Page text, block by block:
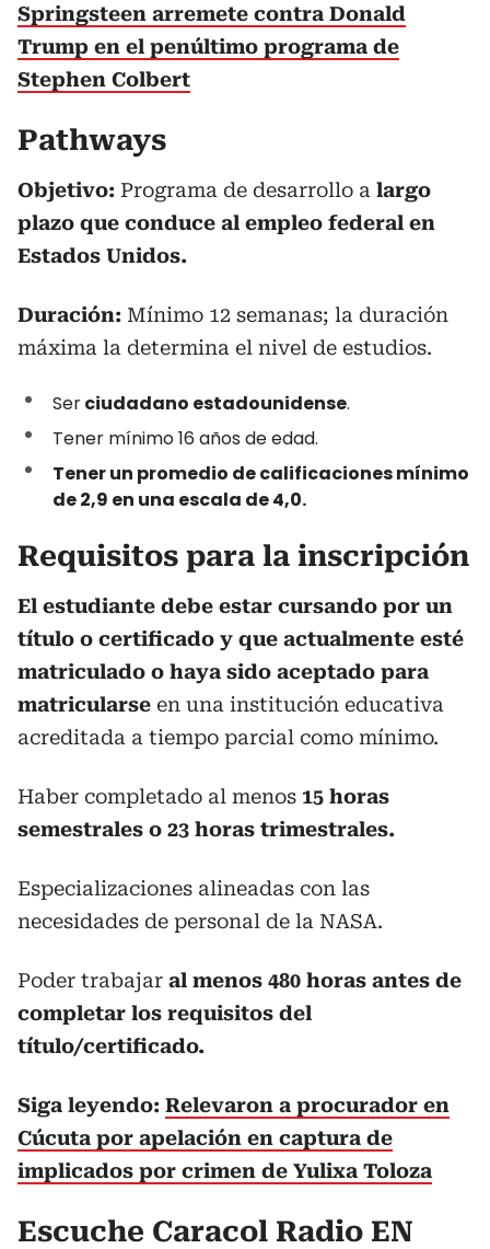
Springsteen arremete contra Donald
Trump en el penúltimo programa de
Stephen Colbert
Pathways
Objetivo: Programa de desarrollo a largo
plazo que conduce al empleo federal en
Estados Unidos.
Duración: Mínimo 12 semanas; la duración
máxima la determina el nivel de estudios.
Serciudadano estadounidense.
Tener mínimo 16 años de edad.
Tener un promedio de calificaciones mínimo
de 2,9 en una escala de 4,0.
Requisitos para la inscripción
El estudiante debe estar cursando por un
título o certificado y que actualmente esté
matriculado o haya sido aceptado para
matricularse en una institución educativa
acreditada a tiempo parcial como mínimo.
Haber completado al menos 15 horas
semestrales o 23 horas trimestrales.
Especializaciones alineadas con las
necesidades de personal de la NASA.
Poder trabajar al menos 480 horas antes de
completar los requisitos del
título/certificado.
Siga leyendo: Relevaron a procurador en
Cúcuta por apelación en captura de
implicados por crimen de Yulixa Toloza
Escuche Caracol Radio EN